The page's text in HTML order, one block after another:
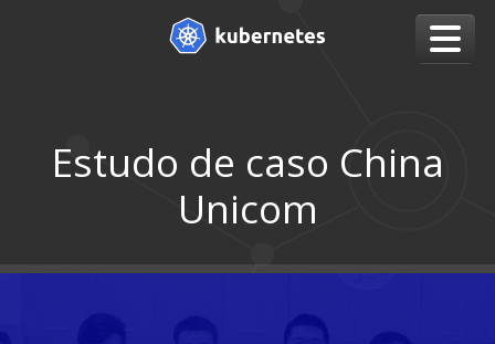
Estudo de caso China
Unicom